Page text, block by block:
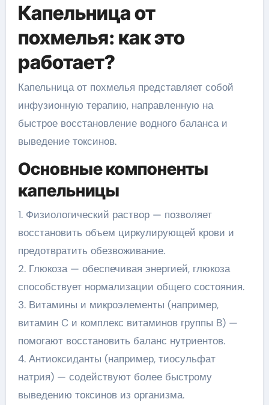
Капельница от
похмелья: как это
работает?
Капельница от похмелья представляет собой
инфузионную терапию, направленную на
быстрое восстановление водного баланса и
выведение токсинов.
Основные компоненты
капельницы
1. Физиологический раствор — позволяет
восстановить объем циркулирующей крови и
предотвратить обезвоживание.
2. Глюкоза — обеспечивая энергией, глюкоза
способствует нормализации общего состояния.
3. Витамины и микроэлементы (например,
витамин C и комплекс витаминов группы B) —
помогают восстановить баланс нутриентов.
4. Антиоксиданты (например, тиосульфат
натрия) — содействуют более быстрому
выведению токсинов из организма.